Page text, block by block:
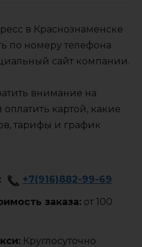
в Краснознаменске
по номеру телефона
сайт компании.
внимание на
картой, какие
тарифы и график
+7(916)882-99-69
заказа: от 100
Круглосуточно